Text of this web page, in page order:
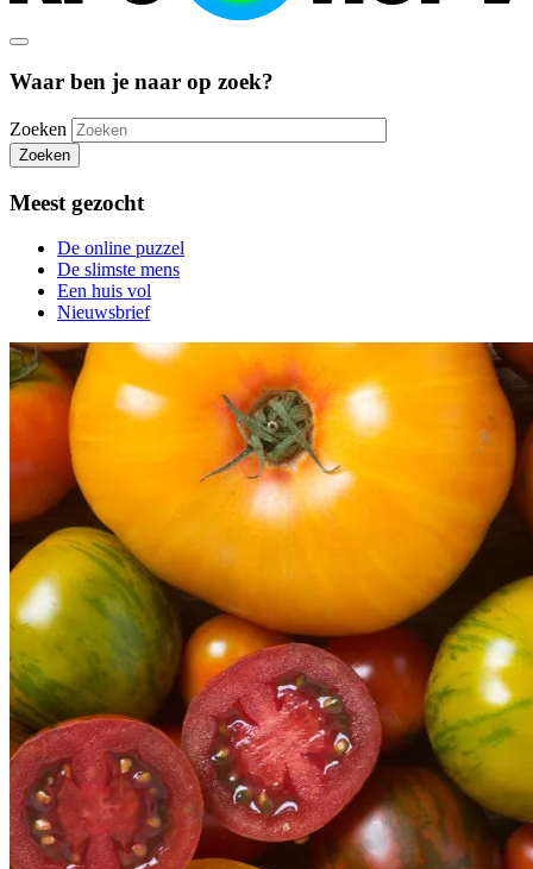
Waar ben je naar op zoek?
Zoeken
Zoeken
Meest gezocht
De online puzzel
De slimste mens
Een huis vol
Nieuwsbrief